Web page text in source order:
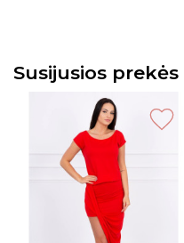
Susijusios prekės